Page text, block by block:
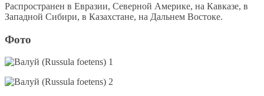
Распространен в Евразии, Северной Америке, на Кавказе, в
Западной Сибири, в Казахстане, на Дальнем Востоке.
Фото